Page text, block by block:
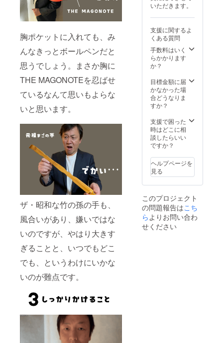
胸ポケットに入れても、み
んなきっとボールペンだと
思うでしょう。まさか胸に
THE MAGONOTEを忍ばせ
ているなんて思いもよらな
いと思います。
ザ・昭和な竹の孫の手も、
風合いがあり、嫌いではな
いのですが、やはり大きす
ぎることと、いつでもどこ
でも、というわけにいかな
いのが難点です。
手数料およ
び送料（合
計1,500円・
税込）をご
負担いただ
きます。
●ご住所の誤
入力につい
て<
ご支援時に
ご登録いた
だいたご住
所に誤りが
あり返送さ
れた場合
も、再送費
用をご負担
いただきま
す。入力内
容にお間違
いただきます。
支援に関するよ
くある質問
手数料はいく
らかかります
か？
目標金額に届
かなかった場
合どうなりま
すか？
支援で困った
時はどこに相
談したらいい
ですか？
ヘルプページを
見る
このプロジェクト
の問題報告はこち
らよりお問い合わ
せください